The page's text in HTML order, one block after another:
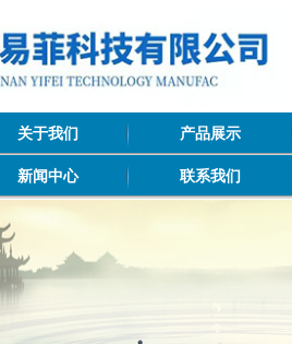
关于我们 产品展示
新闻中心 联系我们